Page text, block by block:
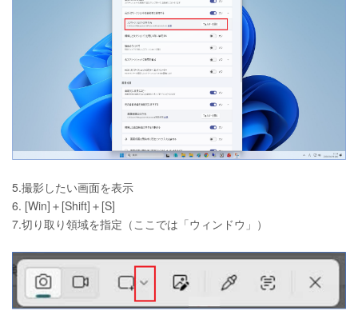
5.撮影したい画面を表示
6. [Win]＋[Shift]＋[S]
7.切り取り領域を指定（ここでは「ウィンドウ」）